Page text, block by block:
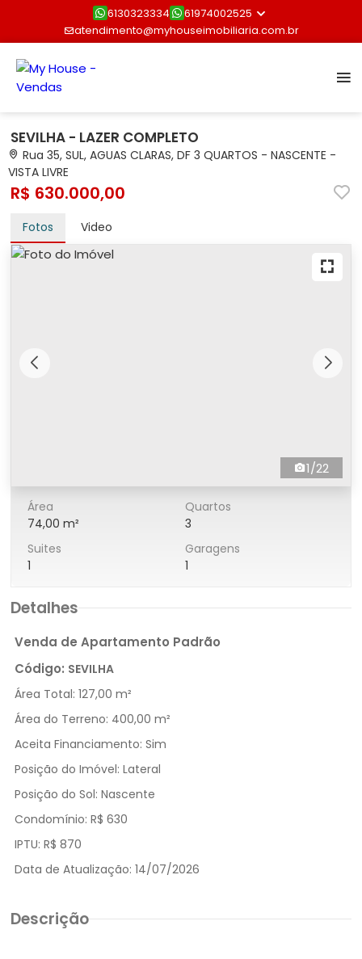
6130323334
61974002525
atendimento@myhouseimobiliaria.com.br
SEVILHA - LAZER COMPLETO
Rua 35, SUL, AGUAS CLARAS, DF 3 QUARTOS - NASCENTE -
VISTA LIVRE
R$ 630.000,00
Fotos Video
1/22
Área
74,00 m²
Quartos
3
Suites
1
Garagens
1
Detalhes
Venda de Apartamento Padrão
Código: SEVILHA
Área Total: 127,00 m²
Área do Terreno: 400,00 m²
Aceita Financiamento: Sim
Posição do Imóvel: Lateral
Posição do Sol: Nascente
Condomínio: R$ 630
IPTU: R$ 870
Data de Atualização: 14/07/2026
Descrição